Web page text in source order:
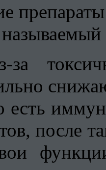
есть
после